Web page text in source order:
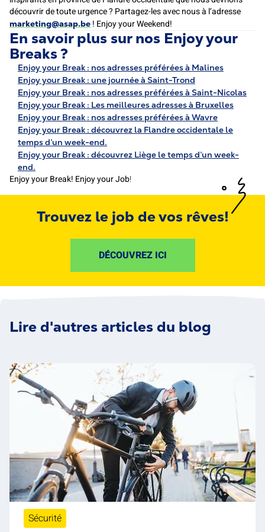
découvrir de toute urgence ? Partagez-les avec nous à l’adresse
marketing@asap.be ! Enjoy your Weekend!
En savoir plus sur nos Enjoy your
Breaks ?
Enjoy your Break : nos adresses préférées à Malines
Enjoy your Break : une journée à Saint-Trond
Enjoy your Break : nos adresses préférées à Saint-Nicolas
Enjoy your Break : Les meilleures adresses à Bruxelles
Enjoy your Break : nos adresses préférées à Wavre
Enjoy your Break : découvrez la Flandre occidentale le
temps d’un week-end.
Enjoy your Break : découvrez Liège le temps d’un week-
end.
Enjoy your Break! Enjoy your Job!
Trouvez le job de vos rêves!
DÉCOUVREZ ICI
Lire d'autres articles du blog
Sécurité